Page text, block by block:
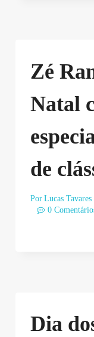
Zé
Natal
de
Por Lucas Tavares
0
Dia